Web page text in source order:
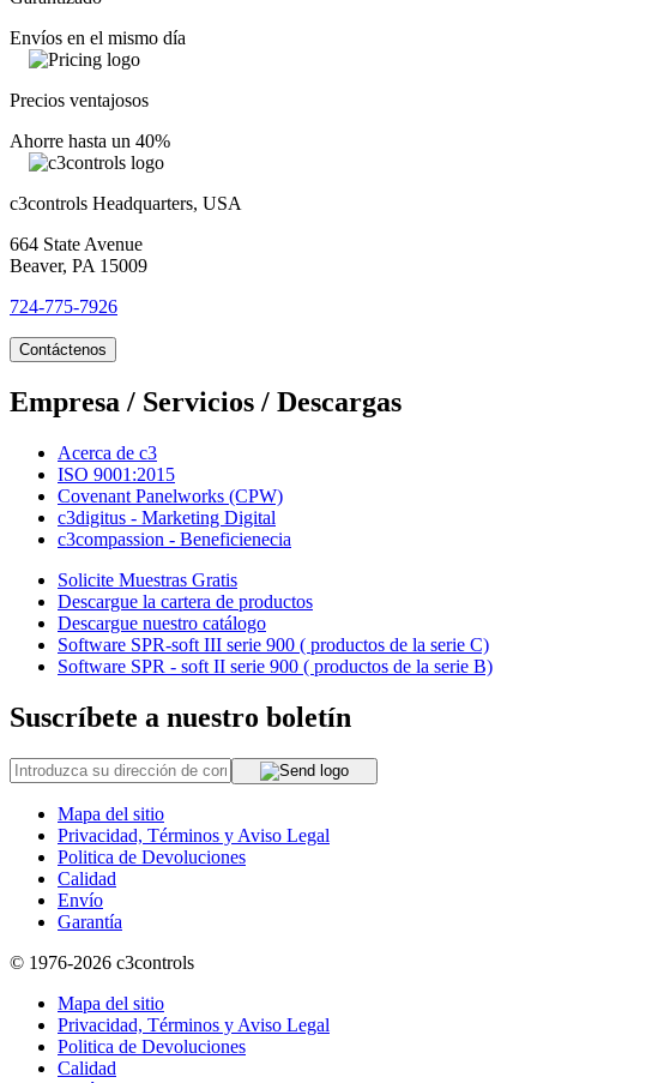
Envíos en el mismo día
Precios ventajosos
Ahorre hasta un 40%
c3controls Headquarters, USA
664 State Avenue
Beaver, PA 15009
724-775-7926
Contáctenos
Empresa / Servicios / Descargas
Acerca de c3
ISO 9001:2015
Covenant Panelworks (CPW)
c3digitus - Marketing Digital
c3compassion - Beneficienecia
Solicite Muestras Gratis
Descargue la cartera de productos
Descargue nuestro catálogo
Software SPR-soft III serie 900 ( productos de la serie C)
Software SPR - soft II serie 900 ( productos de la serie B)
Suscríbete a nuestro boletín
Mapa del sitio
Privacidad, Términos y Aviso Legal
Politica de Devoluciones
Calidad
Envío
Garantía
© 1976-2026 c3controls
Mapa del sitio
Privacidad, Términos y Aviso Legal
Politica de Devoluciones
Calidad